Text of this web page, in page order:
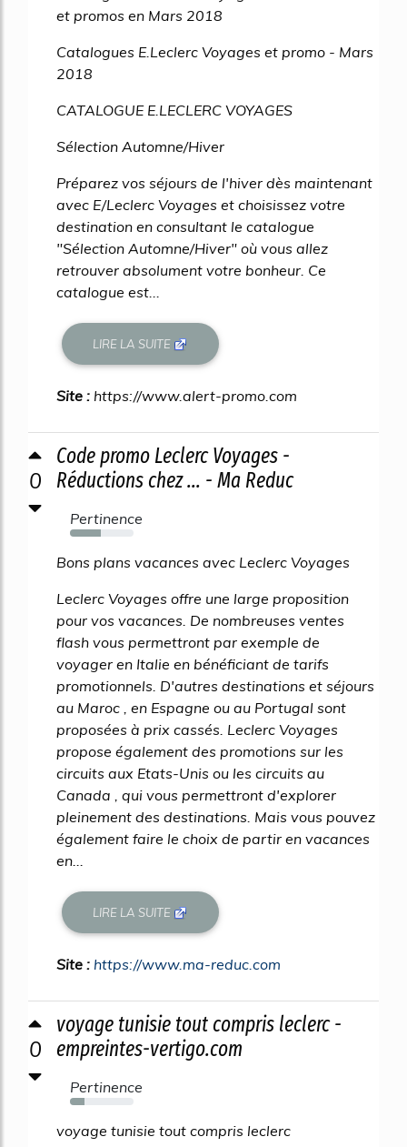
et promos en Mars 2018
Catalogues E.Leclerc Voyages et promo - Mars
2018
CATALOGUE E.LECLERC VOYAGES
Sélection Automne/Hiver
Préparez vos séjours de l'hiver dès maintenant
avec E/Leclerc Voyages et choisissez votre
destination en consultant le catalogue
"Sélection Automne/Hiver" où vous allez
retrouver absolument votre bonheur. Ce
catalogue est...
LIRE LA SUITE
Site : https://www.alert-promo.com
0
Code promo Leclerc Voyages -
Réductions chez ... - Ma Reduc
Pertinence
48%
Bons plans vacances avec Leclerc Voyages
Leclerc Voyages offre une large proposition
pour vos vacances. De nombreuses ventes
flash vous permettront par exemple de
voyager en Italie en bénéficiant de tarifs
promotionnels. D'autres destinations et séjours
au Maroc , en Espagne ou au Portugal sont
proposées à prix cassés. Leclerc Voyages
propose également des promotions sur les
circuits aux Etats-Unis ou les circuits au
Canada , qui vous permettront d'explorer
pleinement des destinations. Mais vous pouvez
également faire le choix de partir en vacances
en...
LIRE LA SUITE
Site : https://www.ma-reduc.com
0
voyage tunisie tout compris leclerc -
empreintes-vertigo.com
Pertinence
23%
voyage tunisie tout compris leclerc